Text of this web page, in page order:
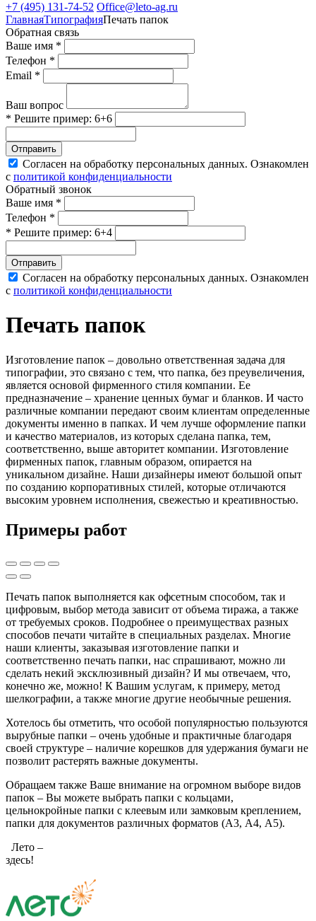
+7 (495) 131-74-52 Office@leto-ag.ru
ГлавнаяТипографияПечать папок
Обратная связь
Ваше имя *
Телефон *
Email *
Ваш вопрос
* Решите пример: 6+6
Отправить
Согласен на обработку персональных данных. Ознакомлен
с политикой конфиденциальности
Обратный звонок
Ваше имя *
Телефон *
* Решите пример: 6+4
Отправить
Согласен на обработку персональных данных. Ознакомлен
с политикой конфиденциальности
Печать папок
Изготовление папок – довольно ответственная задача для
типографии, это связано с тем, что папка, без преувеличения,
является основой фирменного стиля компании. Ее
предназначение – хранение ценных бумаг и бланков. И часто
различные компании передают своим клиентам определенные
документы именно в папках. И чем лучше оформление папки
и качество материалов, из которых сделана папка, тем,
соответственно, выше авторитет компании. Изготовление
фирменных папок, главным образом, опирается на
уникальном дизайне. Наши дизайнеры имеют большой опыт
по созданию корпоративных стилей, которые отличаются
высоким уровнем исполнения, свежестью и креативностью.
Примеры работ
Печать папок выполняется как офсетным способом, так и
цифровым, выбор метода зависит от объема тиража, а также
от требуемых сроков. Подробнее о преимуществах разных
способов печати читайте в специальных разделах. Многие
наши клиенты, заказывая изготовление папки и
соответственно печать папки, нас спрашивают, можно ли
сделать некий эксклюзивный дизайн? И мы отвечаем, что,
конечно же, можно! К Вашим услугам, к примеру, метод
шелкографии, а также многие другие необычные решения.
Хотелось бы отметить, что особой популярностью пользуются
вырубные папки – очень удобные и практичные благодаря
своей структуре – наличие корешков для удержания бумаги не
позволит растерять важные документы.
Обращаем также Ваше внимание на огромном выборе видов
папок – Вы можете выбрать папки с кольцами,
цельнокройные папки с клеевым или замковым креплением,
папки для документов различных форматов (А3, А4, А5).
Лето –
здесь!